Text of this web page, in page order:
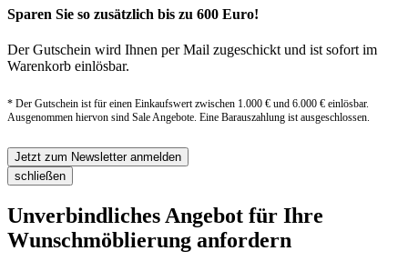
Sparen Sie so zusätzlich bis zu 600 Euro!
Der Gutschein wird Ihnen per Mail zugeschickt und ist sofort im
Warenkorb einlösbar.
* Der Gutschein ist für einen Einkaufswert zwischen 1.000 € und 6.000 € einlösbar.
Ausgenommen hiervon sind Sale Angebote. Eine Barauszahlung ist ausgeschlossen.
Jetzt zum Newsletter anmelden
schließen
Unverbindliches Angebot für Ihre
Wunschmöblierung anfordern